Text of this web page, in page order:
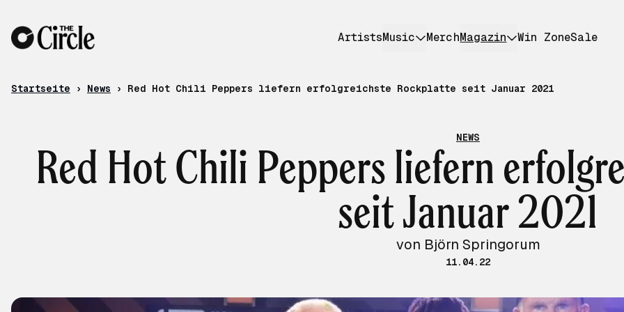
ArtistsMusic MerchMagazin Win ZoneSale
Startseite › News › Red Hot Chili Peppers liefern erfolgreichste Rockplatte seit Januar 2021
NEWS
Red Hot Chili Peppers liefern
seit Januar 2021
von Björn Springorum
11.04.22